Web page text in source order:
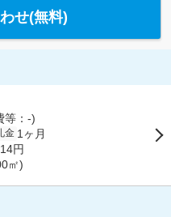
せ(無料)
等：-)
金 1ヶ月
円
㎡)